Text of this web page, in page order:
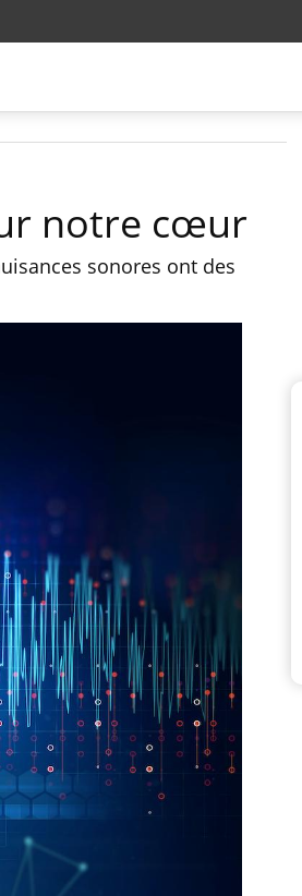
notre cœur
sonores ont des
Grossesse et chaleur : ce
que dit la science
Le smartphone nuit-il à
l'apprentissage de la
lecture ?
Mordue par une tique en
vacances, elle reste dans